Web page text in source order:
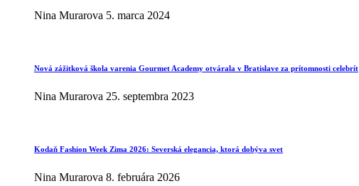
Nina Murarova 5. marca 2024
Nová zážitková škola varenia Gourmet Academy otvárala v Bratislave za prítomnosti celebrít
Nina Murarova 25. septembra 2023
Kodaň Fashion Week Zima 2026: Severská elegancia, ktorá dobýva svet
Nina Murarova 8. februára 2026